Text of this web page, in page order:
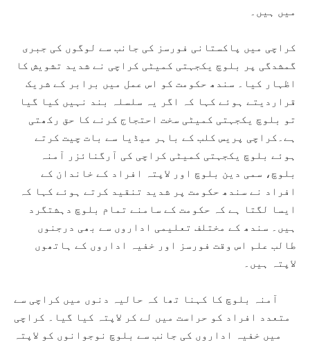
میں ہیں۔
کراچی میں پاکستانی فورسز کی جانب سے لوگوں کی جبری
گمشدگی پر بلوچ یکجہتی کمیٹی کراچی نے شدید تشویش کا
اظہار کیا۔ سندھ حکومت کو اس عمل میں برابر کے شریک
قراردیتے ہوئے کہا کہ اگر یہ سلسلہ بند نہیں کیا گیا
تو بلوچ یکجہتی کمیٹی سخت احتجاج کرنے کا حق رکھتی
ہے۔کراچی پریس کلب کے باہر میڈیا سے بات چیت کرتے
ہوئے بلوچ یکجہتی کمیٹی کراچی کی آرگنائزر آمنہ
بلوچ، سمی دین بلوچ اور لاپتہ افراد کے خاندان کے
افراد نے سندھ حکومت پر شدید تنقید کرتے ہوئے کہا کہ
ایسا لگتا ہے کہ حکومت کے سامنے تمام بلوچ دہشتگرد
ہیں۔ سندھ کے مختلف تعلیمی اداروں سے بھی درجنوں
طالب علم اس وقت فورسز اور خفیہ اداروں کے ہاتھوں
لاپتہ ہیں۔
آمنہ بلوچ کا کہنا تھا کہ حالیہ دنوں میں کراچی سے
متعدد افراد کو حراست میں لے کر لاپتہ کیا گیا۔ کراچی
میں خفیہ اداروں کی جانب سے بلوچ نوجوانوں کو لاپتہ